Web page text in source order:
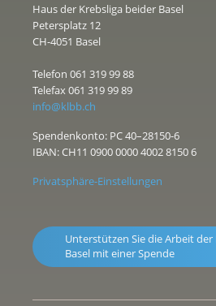
Haus der Krebsliga beider Basel
Petersplatz 12
CH-4051 Basel
Telefon 061 319 99 88
Telefax 061 319 99 89
info@klbb.ch
Spendenkonto: PC 40–28150-6
IBAN: CH11 0900 0000 4002 8150 6
Privatsphäre-Einstellungen
Unterstützen Sie die Arbeit der
Basel mit einer Spende